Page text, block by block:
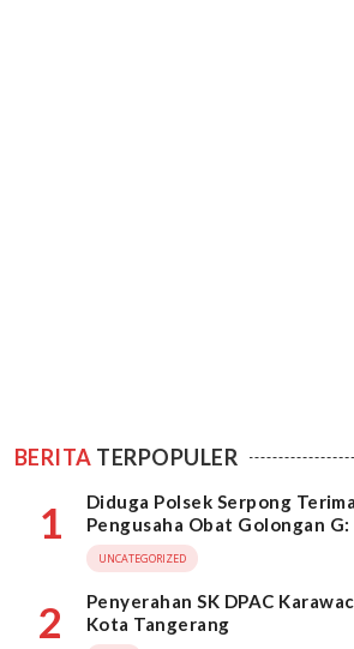
BERITA TERPOPULER
1
Diduga Polsek Serpong
Pengusaha Obat Golongan
UNCATEGORIZED
2
Penyerahan SK DPAC Karawaci oleh ketua
Kota Tangerang